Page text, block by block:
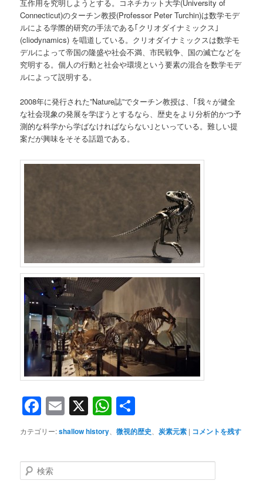
互作用を究明しようとする。コネチカット大学(University of
Connecticut)のターチン教授(Professor Peter Turchin)は数学モデ
ルによる学際的研究の手法である｢クリオダイナミックス｣
(cliodynamics) を唱道している。クリオダイナミックスは数学モ
デルによって帝国の隆盛や社会不満、市民戦争、国の滅亡などを
究明する。個人の行動と社会や環境という要素の混合を数学モデ
ルによって説明する。
2008年に発行された”Nature誌”でターチン教授は、｢我々が健全
な社会現象の発展を学ぼうとするなら、歴史をより分析的かつ予
測的な科学から学ばなければならない｣といっている。難しい提
案だが興味をそそる話題である。
Facebook
Email
X WhatsApp
有
カテゴリー:shallow history 、微視的歴史 炭素元素 | コメントを残す
検
索